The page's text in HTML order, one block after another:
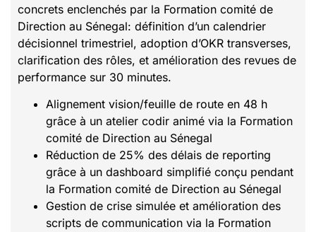
concrets enclenchés par la Formation comité de
Direction au Sénegal: définition d’un calendrier
décisionnel trimestriel, adoption d’OKR transverses,
clarification des rôles, et amélioration des revues de
performance sur 30 minutes.
Alignement vision/feuille de route en 48 h
grâce à un atelier codir animé via la Formation
comité de Direction au Sénegal
Réduction de 25% des délais de reporting
grâce à un dashboard simplifié conçu pendant
la Formation comité de Direction au Sénegal
Gestion de crise simulée et amélioration des
scripts de communication via la Formation